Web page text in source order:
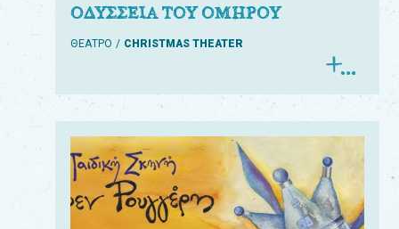
ΟΔΥΣΣΕΙΑ ΤΟΥ ΟΜΗΡΟΥ
ΘΕΑΤΡΟ CHRISTMAS THEATER